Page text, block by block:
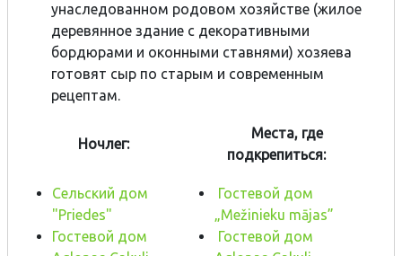
унаследованном родовом хозяйстве (жилое
деревянное здание с декоративными
бордюрами и оконными ставнями) хозяева
готовят сыр по старым и современным
рецептам.
Ночлег:
Места, где
подкрепиться:
Сельский дом
"Priedes"
Гостевой дом
Гостевой дом
„Mežinieku mājas”
Гостевой дом